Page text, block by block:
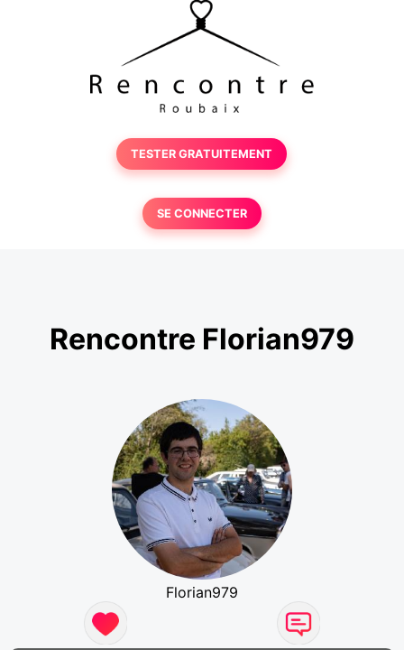
TESTER GRATUITEMENT
SE CONNECTER
Rencontre Florian979
Florian979